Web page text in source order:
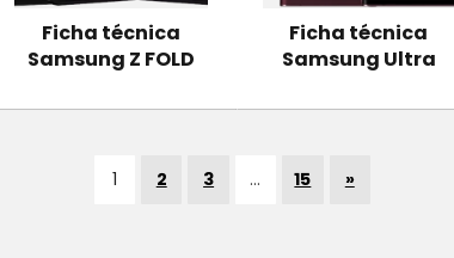
Ficha técnica
Samsung Z FOLD
Ficha técnica
Samsung Ultra
1 2 3 … 15 »